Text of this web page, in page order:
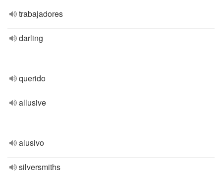
trabajadores
darling
querido
allusive
alusivo
silversmiths